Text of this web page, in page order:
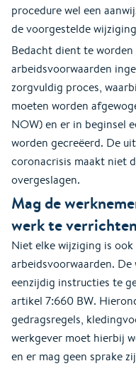
procedure wel een
de voorgestelde
Bedacht dient te
arbeidsvoorwaarden
zorgvuldig proces,
moeten worden
NOW) en er in beginsel
worden gecreëerd. De
coronacrisis maakt niet
overgeslagen.
Mag de
werk te
Niet elke wijziging is
arbeidsvoorwaarden.
eenzijdig instructies te
artikel 7:660 BW.
gedragsregels,
werkgever moet hierbij
en er mag geen sprake